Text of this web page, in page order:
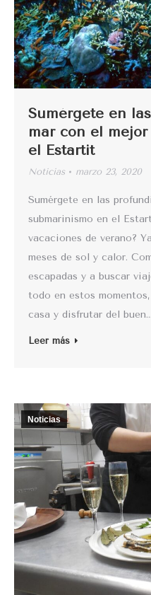
Sumérgete en
mar con el
el Estartit
Noticias marzo 23, 2020
Sumérgete en las
submarinismo en el
vacaciones de verano?
meses de sol y calor.
escapadas y a buscar
todo en estos
casa y disfrutar del buen…
Leer más
Noticias